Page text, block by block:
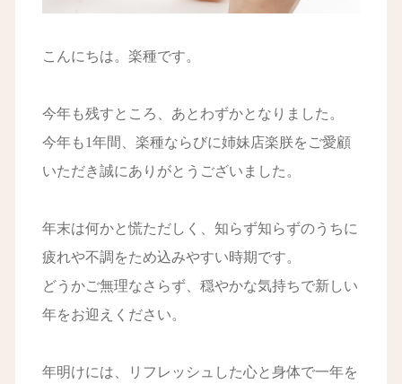
こんにちは。楽種です。
今年も残すところ、あとわずかとなりました。
今年も1年間、楽種ならびに姉妹店楽朕をご愛顧
いただき誠にありがとうございました。
年末は何かと慌ただしく、知らず知らずのうちに
疲れや不調をため込みやすい時期です。
どうかご無理なさらず、穏やかな気持ちで新しい
年をお迎えください。
年明けには、リフレッシュした心と身体で一年を